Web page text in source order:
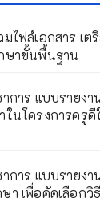
ไฟล์เอกสาร เต
ษาขั้นพื้นฐาน
การ แบบรายง
ในโครงการครูดี
การ แบบรายง
า เพื่อคัดเลือกวิ